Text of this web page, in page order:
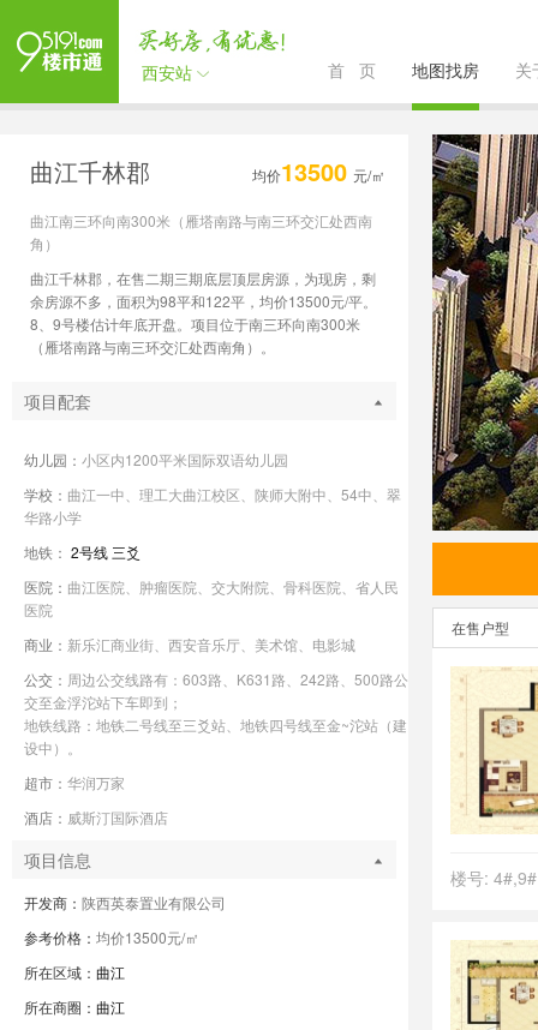
西安站 首 页 地图找房 关
曲江千林郡 均价13500 元/㎡
曲江南三环向南300米（雁塔南路与南三环交汇处西南
角）
曲江千林郡，在售二期三期底层顶层房源，为现房，剩
余房源不多，面积为98平和122平，均价13500元/平。
8、9号楼估计年底开盘。项目位于南三环向南300米
（雁塔南路与南三环交汇处西南角）。
项目配套
幼儿园： 小区内1200平米国际双语幼儿园
学校： 曲江一中、理工大曲江校区、陕师大附中、54中、翠
华路小学
地铁： 2号线 三爻
医院： 曲江医院、肿瘤医院、交大附院、骨科医院、省人民
医院
商业： 新乐汇商业街、西安音乐厅、美术馆、电影城
公交： 周边公交线路有：603路、K631路、242路、500路公
交至金浮沱站下车即到；
地铁线路：地铁二号线至三爻站、地铁四号线至金~沱站（建
设中）。
超市： 华润万家
酒店： 威斯汀国际酒店
项目信息
开发商： 陕西英泰置业有限公司
参考价格： 均价13500元/㎡
所在区域： 曲江
所在商圈： 曲江
在售户型
楼号: 4#,9#